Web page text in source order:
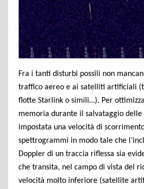
Fra i tanti disturbi possili non
traffico aereo e ai satelliti artificiali
flotte Starlink o simili…). Per
memoria durante il salvataggio
impostata una velocità di
spettrogrammi in modo tale che
Doppler di un traccia riflessa sia
che transita, nel campo di vista del
velocità molto inferiore (satellite